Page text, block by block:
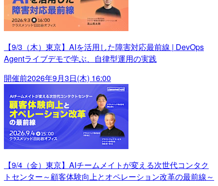
【9/3（木）東京】AIを活用した障害対応最前線 | DevOps
Agentライブデモで学ぶ、自律型運用の実践
開催前2026年9月3日(木) 16:00
【9/4（金）東京】AIチームメイトが変える次世代コンタク
トセンター～顧客体験向上とオペレーション改革の最前線～